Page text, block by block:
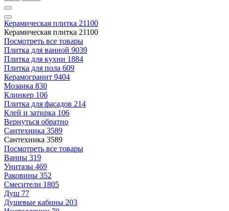
Керамическая плитка 21100
Керамическая плитка 21100
Посмотреть все товары
Плитка для ванной 9039
Плитка для кухни 1884
Плитка для пола 609
Керамогранит 9404
Мозаика 830
Клинкер 106
Плитка для фасадов 214
Клей и затирка 106
Вернуться обратно
Сантехника 3589
Сантехника 3589
Посмотреть все товары
Ванны 319
Унитазы 469
Раковины 352
Смесители 1805
Душ 77
Душевые кабины 203